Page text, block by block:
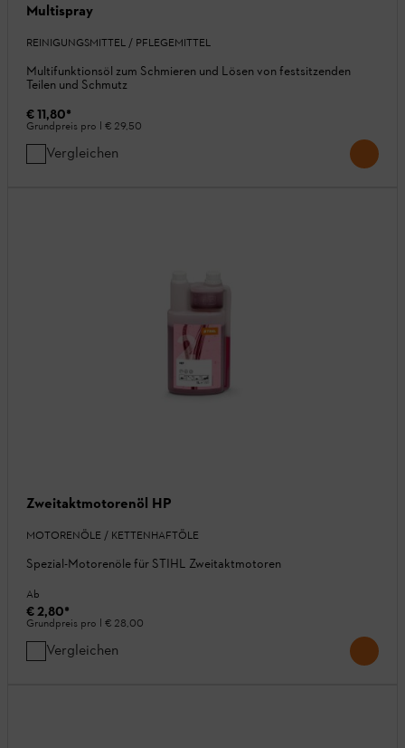
Multispray
REINIGUNGSMITTEL / PFLEGEMITTEL
Multifunktionsöl zum Schmieren und Lösen von festsitzenden
Teilen und Schmutz
€ 11,80*
Grundpreis pro l € 29,50
Vergleichen
Zweitaktmotorenöl HP
MOTORENÖLE / KETTENHAFTÖLE
Spezial-Motorenöle für STIHL Zweitaktmotoren
Ab
€ 2,80*
Grundpreis pro l € 28,00
Vergleichen